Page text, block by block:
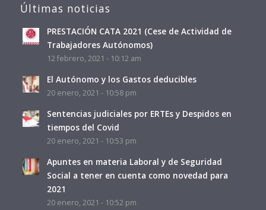
Últimas noticias
PRESTACIÓN CATA 2021 (Cese de Actividad de
Trabajadores Autónomos)
12 febrero, 2021 - 10:12 am
El Autónomo y los Gastos deducibles
20 enero, 2021 - 10:58 pm
Sentencias judiciales por ERTEs y Despidos en
tiempos del Covid
20 enero, 2021 - 10:53 pm
Apuntes en materia Laboral y de Seguridad
Social a tener en cuenta como novedad para
2021
20 enero, 2021 - 10:52 pm